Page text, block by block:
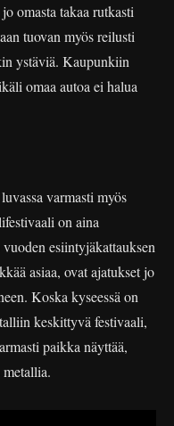
omasta takaa rutkasti
tuovan myös reilusti
ystäviä. Kaupunkiin
omaa autoa ei halua
varmasti myös
on aina
esiintyjäkattauksen
asiaa, ovat ajatukset jo
Koska kyseessä on
keskittyvä festivaali,
paikka näyttää,